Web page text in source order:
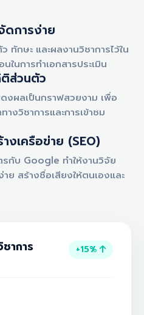
ดการง่าย
ทักษะ และผลงานวิชาการไว้ใน
ในการทำเอกสารประเมิน
ส่วนตัว
ดงผลเป็นกราฟสวยงาม เพื่อ
งวิชาการและการเข้าชม
งเครือข่าย (SEO)
รกับ Google ทำให้งานวิจัย
สร้างชื่อเสียงให้ตนเองและ
าการ +15%